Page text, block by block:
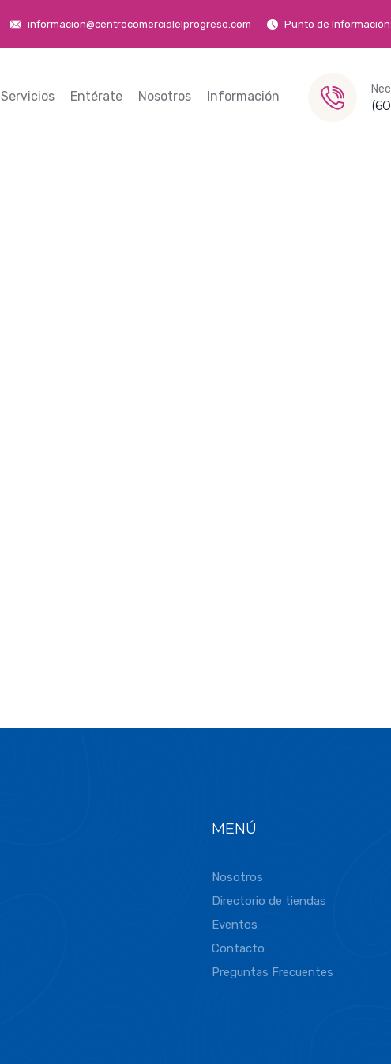
informacion@centrocomercialelprogreso.com Punto de Información:
Servicios Entérate Nosotros Información
MENÚ
Nosotros
Directorio de tiendas
Eventos
Contacto
Preguntas Frecuentes